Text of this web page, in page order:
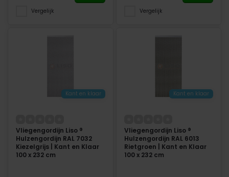
Vergelijk Vergelijk
Kant en klaar
Vliegengordijn Liso ®
Hulzengordijn RAL 7032
Kiezelgrijs | Kant en Klaar
100 x 232 cm
Kant en klaar
Vliegengordijn Liso ®
Hulzengordijn RAL 6013
Rietgroen | Kant en Klaar
100 x 232 cm